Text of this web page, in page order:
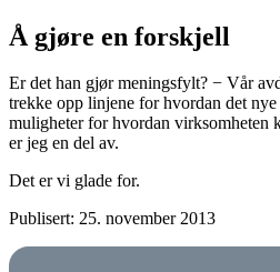
Å gjøre en forskjell
Er det han gjør meningsfylt? − Vår
trekke opp linjene for hvordan det
muligheter for hvordan virksomheten
er jeg en del av.
Det er vi glade for.
Publisert: 25. november 2013